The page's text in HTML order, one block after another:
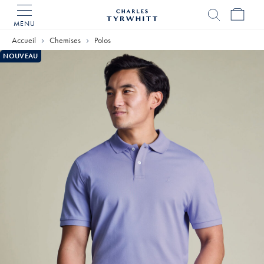
MENU
Tyrwhitt
Accueil Chemises Polos
NOUVEAU